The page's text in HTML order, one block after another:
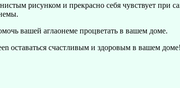
рисунком и прекрасно себя чувствует при
вашей аглаонеме процветать в вашем доме.
оставаться счастливым и здоровым в вашем